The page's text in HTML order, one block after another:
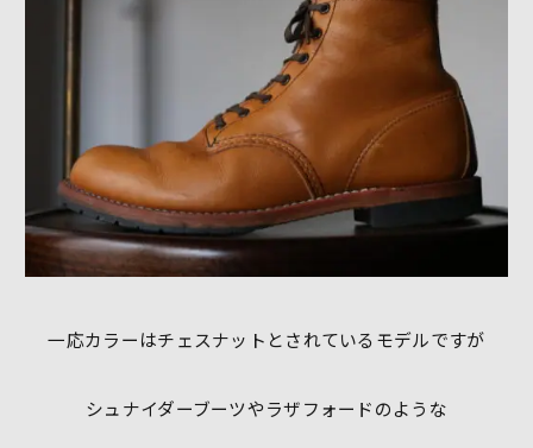
一応カラーはチェスナットとされているモデルですが
シュナイダーブーツやラザフォードのような